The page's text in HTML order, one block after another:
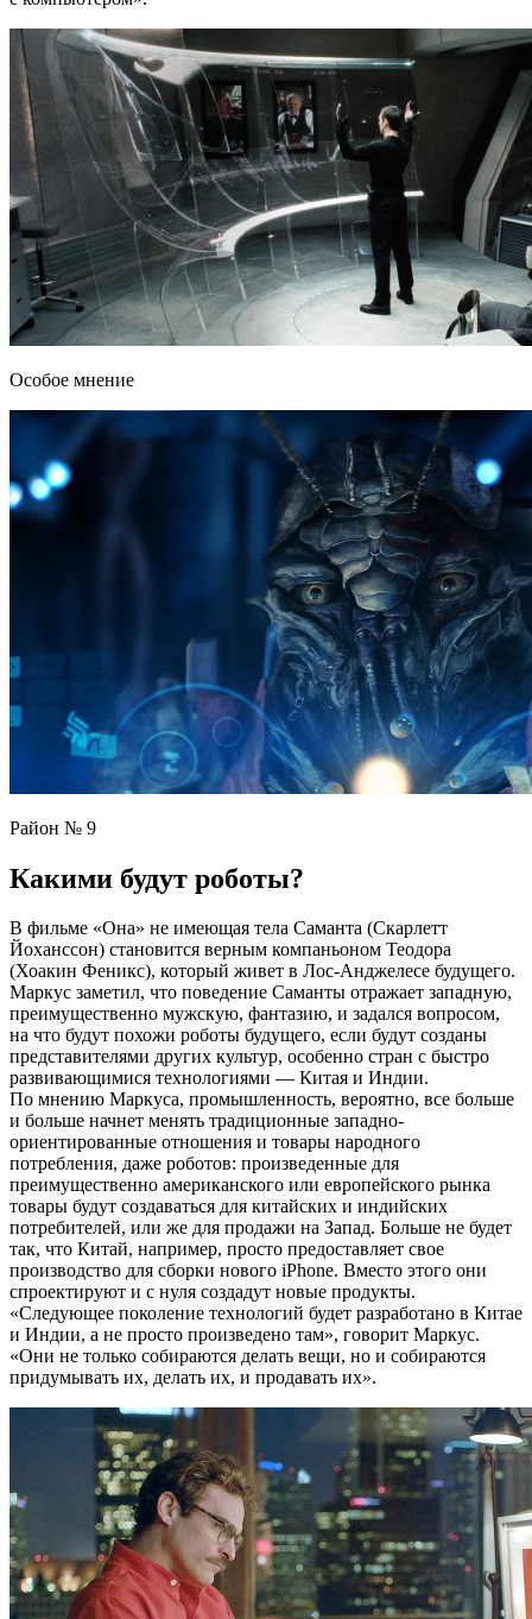
Особое мнение
Район № 9
Какими будут роботы?
В фильме «Она» не имеющая тела Саманта (Скарлетт
Йоханссон) становится верным компаньоном Теодора
(Хоакин Феникс), который живет в Лос-Анджелесе будущего.
Маркус заметил, что поведение Саманты отражает западную,
преимущественно мужскую, фантазию, и задался вопросом,
на что будут похожи роботы будущего, если будут созданы
представителями других культур, особенно стран с быстро
развивающимися технологиями — Китая и Индии.
По мнению Маркуса, промышленность, вероятно, все больше
и больше начнет менять традиционные западно-
ориентированные отношения и товары народного
потребления, даже роботов: произведенные для
преимущественно американского или европейского рынка
товары будут создаваться для китайских и индийских
потребителей, или же для продажи на Запад. Больше не будет
так, что Китай, например, просто предоставляет свое
производство для сборки нового iPhone. Вместо этого они
спроектируют и с нуля создадут новые продукты.
«Следующее поколение технологий будет разработано в Китае
и Индии, а не просто произведено там», говорит Маркус.
«Они не только собираются делать вещи, но и собираются
придумывать их, делать их, и продавать их».